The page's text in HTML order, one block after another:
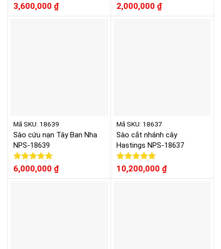
Được xếp
hạng
5.00
3,600,000 ₫
Được xếp
hạng
5.00
2,000,000 ₫
Mã SKU: 18639
Sào cứu nạn Tây Ban Nha
NPS-18639
Được xếp
hạng
5.00
6,000,000 ₫
Mã SKU: 18637
Sào cắt nhánh cây
Hastings NPS-18637
Được xếp
hạng
5.00
10,200,000 ₫